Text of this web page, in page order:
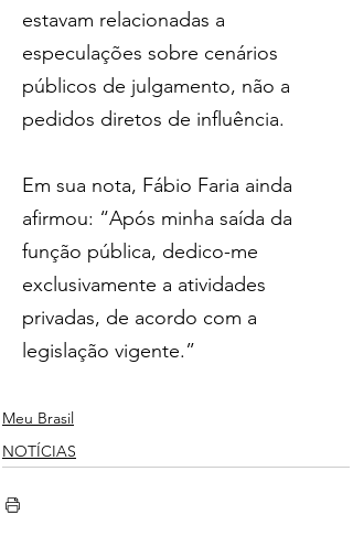
estavam relacionadas a
especulações sobre cenários
públicos de julgamento, não a
pedidos diretos de influência.
Em sua nota, Fábio Faria ainda
afirmou: “Após minha saída da
função pública, dedico-me
exclusivamente a atividades
privadas, de acordo com a
legislação vigente.”
Meu Brasil
NOTÍCIAS